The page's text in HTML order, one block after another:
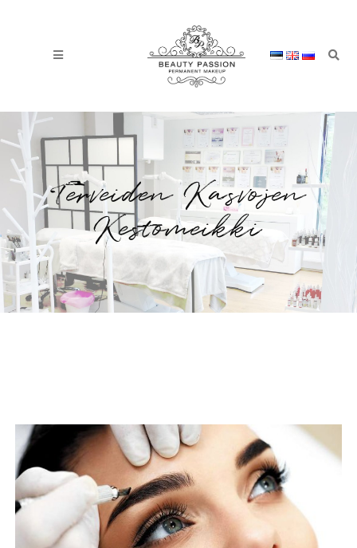
Terveiden Kasvojen
Kestomeikki